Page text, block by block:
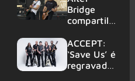
Bridge
compartilh
vivo de
“Fortress”
gravada
ACCEPT:
‘Save Us’ é
regravada